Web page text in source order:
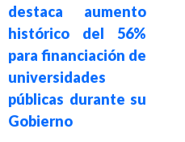
destaca aumento
histórico del 56%
para financiación de
universidades
públicas durante su
Gobierno